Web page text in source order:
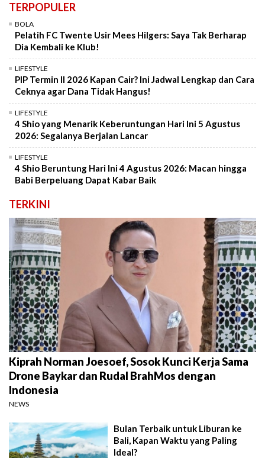
TERPOPULER
BOLA
Pelatih FC Twente Usir Mees Hilgers: Saya Tak Berharap
Dia Kembali ke Klub!
LIFESTYLE
PIP Termin II 2026 Kapan Cair? Ini Jadwal Lengkap dan Cara
Ceknya agar Dana Tidak Hangus!
LIFESTYLE
4 Shio yang Menarik Keberuntungan Hari Ini 5 Agustus
2026: Segalanya Berjalan Lancar
LIFESTYLE
4 Shio Beruntung Hari Ini 4 Agustus 2026: Macan hingga
Babi Berpeluang Dapat Kabar Baik
TERKINI
Kiprah Norman Joesoef, Sosok Kunci Kerja Sama
Drone Baykar dan Rudal BrahMos dengan
Indonesia
NEWS
Bulan Terbaik untuk Liburan ke
Bali, Kapan Waktu yang Paling
Ideal?